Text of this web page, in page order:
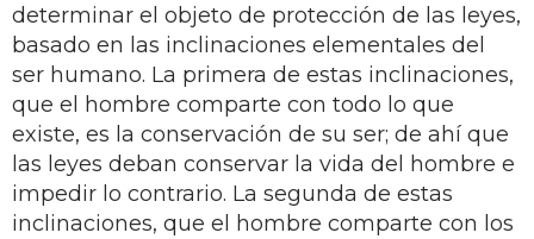
determinar el objeto de protección de las leyes,
basado en las inclinaciones elementales del
ser humano. La primera de estas inclinaciones,
que el hombre comparte con todo lo que
existe, es la conservación de su ser; de ahí que
las leyes deban conservar la vida del hombre e
impedir lo contrario. La segunda de estas
inclinaciones, que el hombre comparte con los